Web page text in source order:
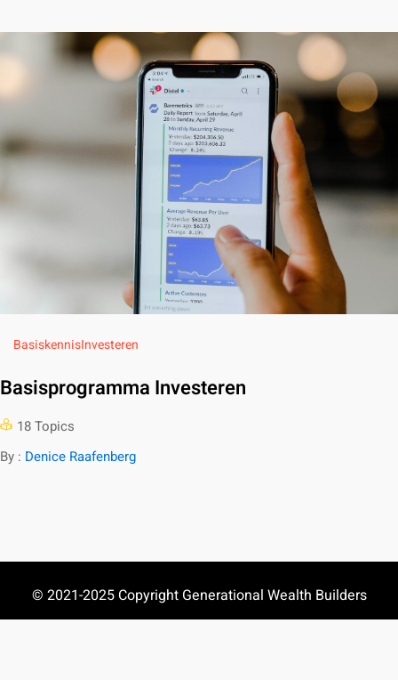
BasiskennisInvesteren
Basisprogramma Investeren
18 Topics
By : Denice Raafenberg
© 2021-2025 Copyright Generational Wealth Builders